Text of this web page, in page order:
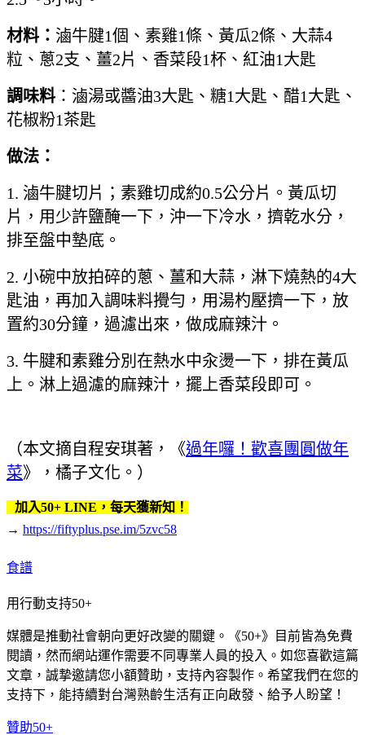
材料： 滷牛腱1個、素雞1條、黃瓜2條、大蒜4
粒、蔥2支、薑2片、香菜段1杯、紅油1大匙
調味料 ：滷湯或醬油3大匙、糖1大匙、醋1大匙、
花椒粉1茶匙
做法：
1. 滷牛腱切片；素雞切成約0.5公分片。黃瓜切
片，用少許鹽醃一下，沖一下冷水，擠乾水分，
排至盤中墊底。
2. 小碗中放拍碎的蔥、薑和大蒜，淋下燒熱的4大
匙油，再加入調味料攪勻，用湯杓壓擠一下，放
置約30分鐘，過濾出來，做成麻辣汁。
3. 牛腱和素雞分別在熱水中汆燙一下，排在黃瓜
上。淋上過濾的麻辣汁，擺上香菜段即可。
（本文摘自程安琪著，《過年囉！歡喜團圓做年
菜》，橘子文化。）
加入50+ LINE，每天獲新知！
→ https://fiftyplus.pse.im/5zvc58
食譜
用行動支持50+
媒體是推動社會朝向更好改變的關鍵。《50+》目前皆為免費
閱讀，然而網站運作需要不同專業人員的投入。如您喜歡這篇
文章，誠摯邀請您小額贊助，支持內容製作。希望我們在您的
支持下，能持續對台灣熟齡生活有正向啟發、給予人盼望！
贊助50+